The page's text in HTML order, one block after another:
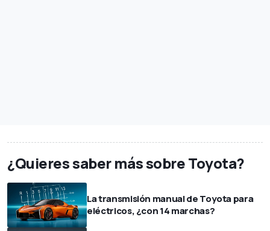
¿Quieres saber más sobre Toyota?
La transmisión manual de Toyota para
eléctricos, ¿con 14 marchas?